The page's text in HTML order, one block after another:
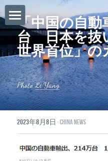
ホーム
Daily News
About Globalists
U.S. News
EuropeNews
China News
「中国の自動
台　日本を抜
世界首位」の
Photo Li Yang
2023年8月8日 ·China News